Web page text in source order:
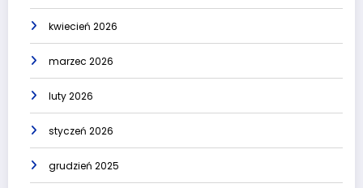
kwiecień 2026
marzec 2026
luty 2026
styczeń 2026
grudzień 2025